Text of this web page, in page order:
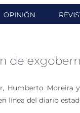
OPINIÓN
de
Humberto
línea del diario